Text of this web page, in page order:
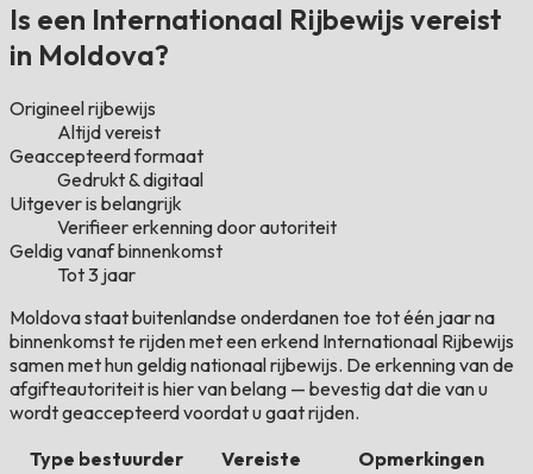
Is een Internationaal Rijbewijs vereist
in Moldova?
Origineel rijbewijs
Altijd vereist
Geaccepteerd formaat
Gedrukt & digitaal
Uitgever is belangrijk
Verifieer erkenning door autoriteit
Geldig vanaf binnenkomst
Tot 3 jaar
Moldova staat buitenlandse onderdanen toe tot één jaar na
binnenkomst te rijden met een erkend Internationaal Rijbewijs
samen met hun geldig nationaal rijbewijs. De erkenning van de
afgifteautoriteit is hier van belang — bevestig dat die van u
wordt geaccepteerd voordat u gaat rijden.
Type bestuurder
Vereiste Opmerkingen